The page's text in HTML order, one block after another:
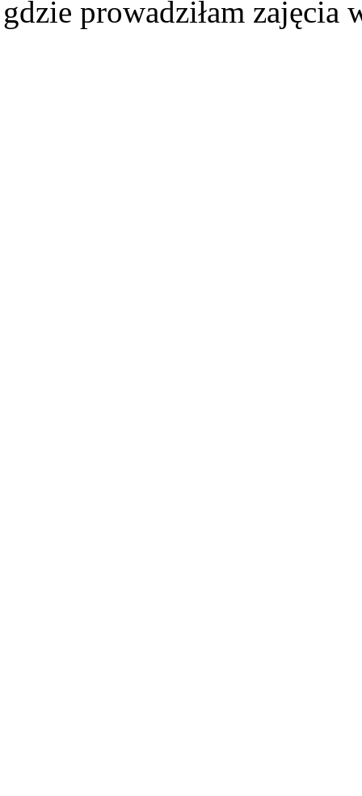
gdzie prowadziłam zajęcia